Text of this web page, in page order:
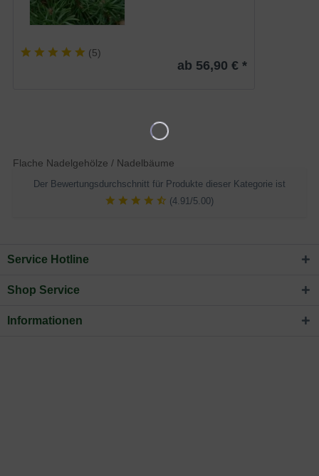
(5)
ab 56,90 € *
Flache Nadelgehölze / Nadelbäume
Der Bewertungsdurchschnitt für Produkte dieser Kategorie ist
(4.91/5.00)
Service Hotline
Shop Service
Informationen